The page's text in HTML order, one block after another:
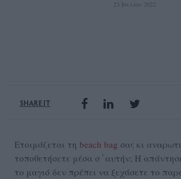
23 Ιουλίου 2022
SHARE IT
Ετοιμάζεται τη beach bag σας κι
τοποθετήσετε μέσα σ΄αυτήν; Η
το μαγιό δεν πρέπει να ξεχάσετε το